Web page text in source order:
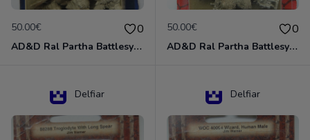
50.00€ 0
AD&D Ral Partha Battlesystem Miniatures Pack Iron Lord Dwarf Crossbowmen 11-854
50.00€ 0
AD&D Ral Partha Battlesystem Villains/Forgotten Realms 11-955 Miniatures
Delfiar Delfiar